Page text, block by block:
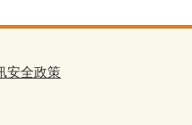
安全政策